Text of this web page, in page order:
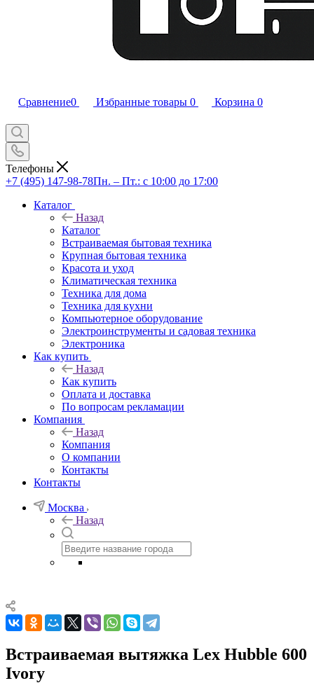
Сравнение0 Избранные товары 0 Корзина 0
Телефоны
+7 (495) 147-98-78Пн. – Пт.: с 10:00 до 17:00
Каталог
Назад
Каталог
Встраиваемая бытовая техника
Крупная бытовая техника
Красота и уход
Климатическая техника
Техника для дома
Техника для кухни
Компьютерное оборудование
Электроинструменты и садовая техника
Электроника
Как купить
Назад
Как купить
Оплата и доставка
По вопросам рекламации
Компания
Назад
Компания
О компании
Контакты
Контакты
Москва
Назад
Встраиваемая вытяжка Lex Hubble 600
Ivory